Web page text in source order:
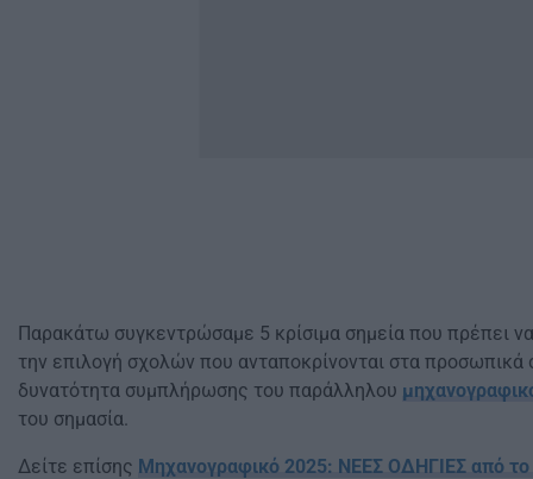
Παρακάτω συγκεντρώσαμε 5 κρίσιμα σημεία που πρέπει
την επιλογή σχολών που ανταποκρίνονται στα
δυνατότητα συμπλήρωσης του παράλληλου
του σημασία.
Δείτε επίσης Μηχανογραφικό 2025: ΝΕΕΣ ΟΔΗΓΙΕΣ από το